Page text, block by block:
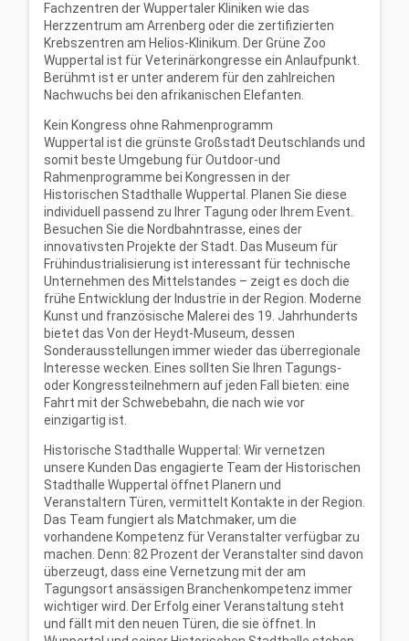
Fachzentren der Wuppertaler Kliniken wie das
Herzzentrum am Arrenberg oder die zertifizierten
Krebszentren am Helios-Klinikum. Der Grüne Zoo
Wuppertal ist für Veterinärkongresse ein Anlaufpunkt.
Berühmt ist er unter anderem für den zahlreichen
Nachwuchs bei den afrikanischen Elefanten.
Kein Kongress ohne Rahmenprogramm
Wuppertal ist die grünste Großstadt Deutschlands und
somit beste Umgebung für Outdoor-und
Rahmenprogramme bei Kongressen in der
Historischen Stadthalle Wuppertal. Planen Sie diese
individuell passend zu Ihrer Tagung oder Ihrem Event.
Besuchen Sie die Nordbahntrasse, eines der
innovativsten Projekte der Stadt. Das Museum für
Frühindustrialisierung ist interessant für technische
Unternehmen des Mittelstandes – zeigt es doch die
frühe Entwicklung der Industrie in der Region. Moderne
Kunst und französische Malerei des 19. Jahrhunderts
bietet das Von der Heydt-Museum, dessen
Sonderausstellungen immer wieder das überregionale
Interesse wecken. Eines sollten Sie Ihren Tagungs-
oder Kongressteilnehmern auf jeden Fall bieten: eine
Fahrt mit der Schwebebahn, die nach wie vor
einzigartig ist.
Historische Stadthalle Wuppertal: Wir vernetzen
unsere Kunden Das engagierte Team der Historischen
Stadthalle Wuppertal öffnet Planern und
Veranstaltern Türen, vermittelt Kontakte in der Region.
Das Team fungiert als Matchmaker, um die
vorhandene Kompetenz für Veranstalter verfügbar zu
machen. Denn: 82 Prozent der Veranstalter sind davon
überzeugt, dass eine Vernetzung mit der am
Tagungsort ansässigen Branchenkompetenz immer
wichtiger wird. Der Erfolg einerVeranstaltung steht
und fällt mit den neuen Türen, die sie öffnet. In